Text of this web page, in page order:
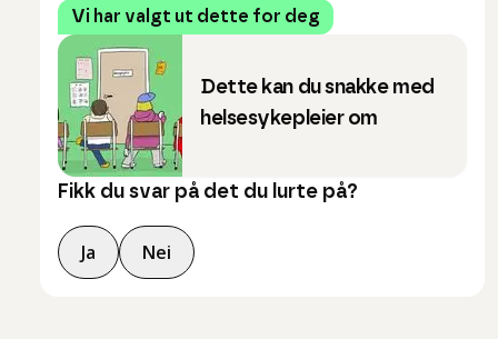
Vi har valgt ut dette for deg
Dette kan du snakke med
helsesykepleier om
Fikk du svar på det du lurte på?
Ja Nei